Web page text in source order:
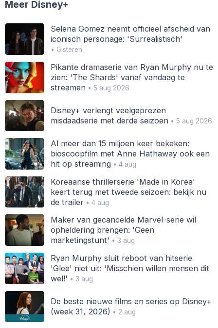
Meer Disney+
Selena Gomez neemt officieel afscheid van
iconisch personage: 'Surrealistisch'
• Gisteren
Pikante dramaserie van Ryan Murphy nu te
zien: 'The Shards' vanaf vandaag te
streamen• 5 aug 2026
Disney+ verlengt veelgeprezen
misdaadserie met derde seizoen• 5 aug 2026
Al meer dan 15 miljoen keer bekeken:
bioscoopfilm met Anne Hathaway ook een
hit op streaming• 4 aug
Koreaanse thrillerserie 'Made in Korea'
keert terug met tweede seizoen: bekijk nu
de trailer• 4 aug
Maker van gecancelde Marvel-serie wil
opheldering brengen: 'Geen
marketingstunt' • 3 aug
Ryan Murphy sluit reboot van hitserie
'Glee' niet uit: 'Misschien willen mensen dit
wel!' • 3 aug
De beste nieuwe films en series op Disney+
(week 31, 2026) • 2 aug